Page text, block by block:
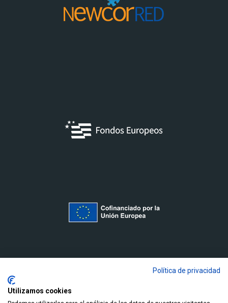
Política de privacidad
Utilizamos cookies